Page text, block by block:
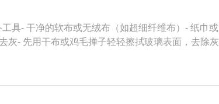
具- 干净的软布或无绒布（如超细纤维布）- 纸巾
- 先用干布或鸡毛掸子轻轻擦拭玻璃表面，去除